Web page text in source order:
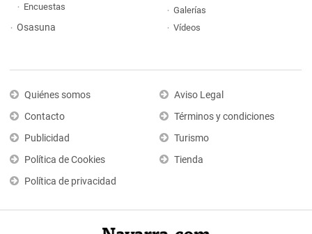
Encuestas
Osasuna
Galerías
Vídeos
Quiénes somos
Contacto
Publicidad
Política de Cookies
Política de privacidad
Aviso Legal
Términos y condiciones
Turismo
Tienda